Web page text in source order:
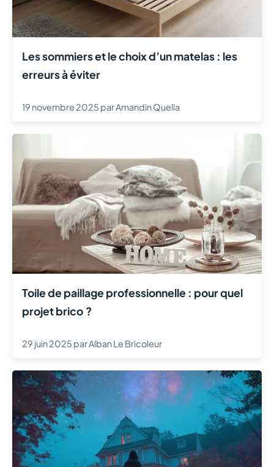
Les sommiers et le choix d’un matelas : les
erreurs à éviter
19 novembre 2025 parAmandin Quella
Toile de paillage professionnelle : pour quel
projet brico ?
29 juin 2025 parAlban Le Bricoleur